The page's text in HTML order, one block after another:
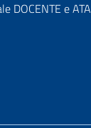
DOCENTE e ATA